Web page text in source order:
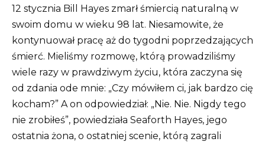
12 stycznia Bill Hayes zmarł śmiercią naturalną w
swoim domu w wieku 98 lat. Niesamowite, że
kontynuował pracę aż do tygodni poprzedzających
śmierć. Mieliśmy rozmowę, którą prowadziliśmy
wiele razy w prawdziwym życiu, która zaczyna się
od zdania ode mnie: „Czy mówiłem ci, jak bardzo cię
kocham?” A on odpowiedział: „Nie. Nie. Nigdy tego
nie zrobiłeś”, powiedziała Seaforth Hayes, jego
ostatnia żona, o ostatniej scenie, którą zagrali